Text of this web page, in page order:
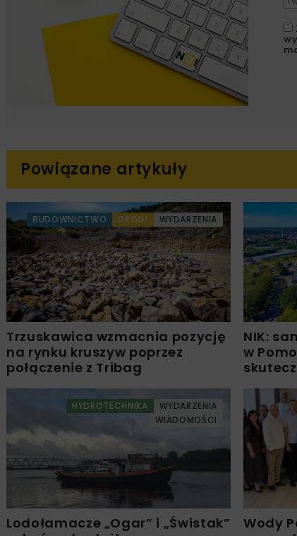
Powiązane artykuły
BUDOWNICTWO DROGI WYDARZENIA
Trzuskawica wzmacnia pozycję
na rynku kruszyw poprzez
połączenie z Tribag
NIK:
w
HYDROTECHNIKA
WYDARZENIA
WIADOMOŚCI
Lodołamacze „Ogar” i „Świstak”
Wody